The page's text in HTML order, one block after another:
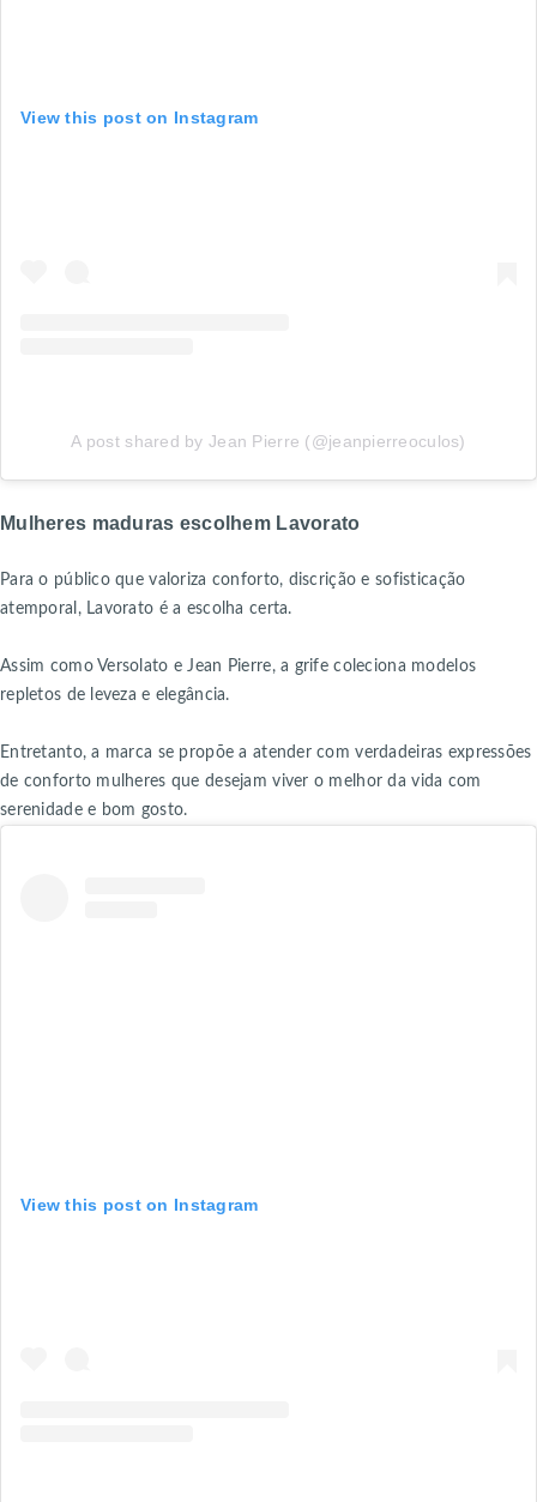
View this post on Instagram
A post shared by Jean Pierre (@jeanpierreoculos)
Mulheres maduras escolhem Lavorato
Para o público que valoriza conforto, discrição e sofisticação
atemporal, Lavorato é a escolha certa.
Assim como Versolato e Jean Pierre, a grife coleciona modelos
repletos de leveza e elegância.
Entretanto, a marca se propõe a atender com verdadeiras expressões
de conforto mulheres que desejam viver o melhor da vida com
serenidade e bom gosto.
View this post on Instagram